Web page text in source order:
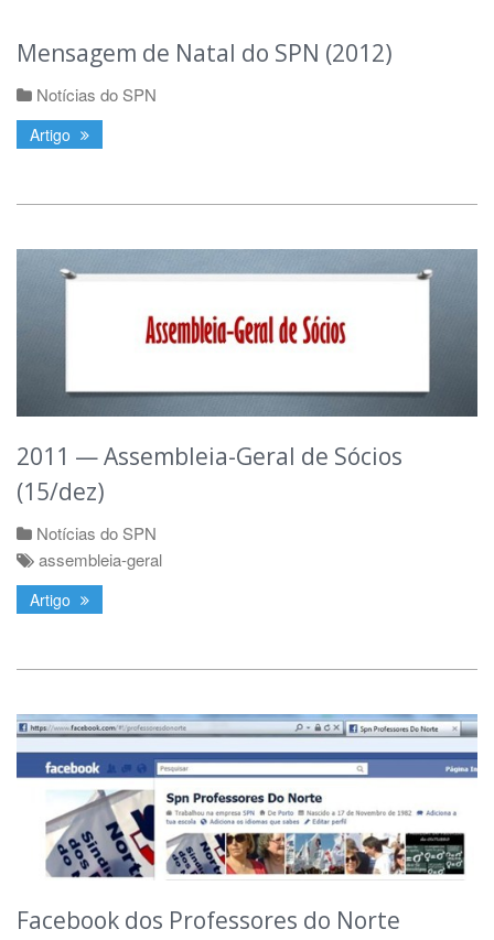
Mensagem de Natal do SPN (2012)
Notícias do SPN
Artigo
2011 — Assembleia-Geral de Sócios
(15/dez)
Notícias do SPN
assembleia-geral
Artigo
Facebook dos Professores do Norte